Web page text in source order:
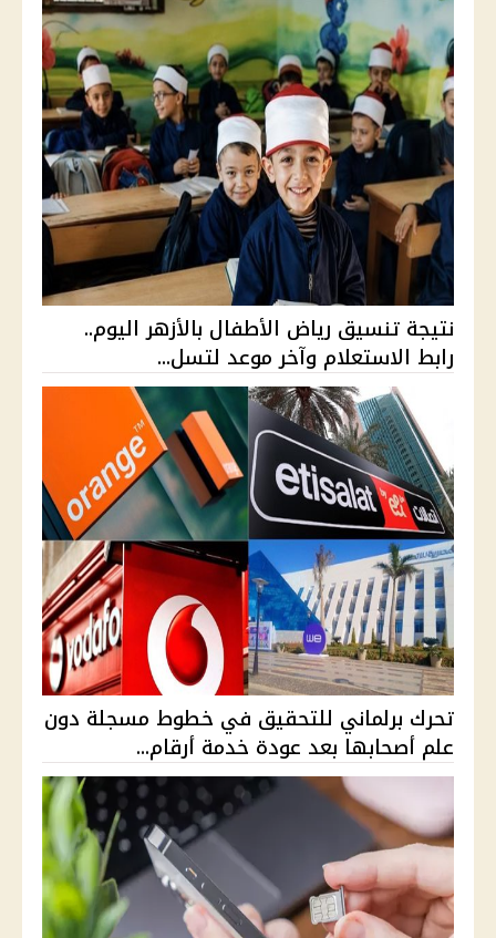
نتيجة تنسيق رياض الأطفال بالأزهر اليوم..
رابط الاستعلام وآخر موعد لتسل...
تحرك برلماني للتحقيق في خطوط مسجلة دون
علم أصحابها بعد عودة خدمة أرقام...